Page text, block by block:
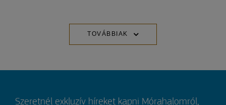
TOVÁBBIAK
Szeretnél exkluzív híreket kapni Mórahalomról,